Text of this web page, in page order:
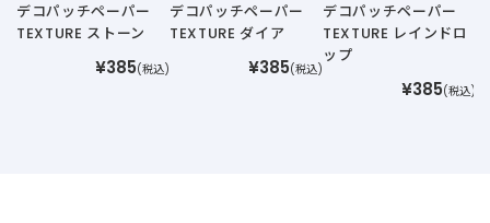
デコパッチペーパー
TEXTURE ストーン
¥385(税込)
デコパッチペーパー
TEXTURE ダイア
¥385(税込)
デコパッチペーパー
TEXTURE レインドロ
ップ
¥385(税込)